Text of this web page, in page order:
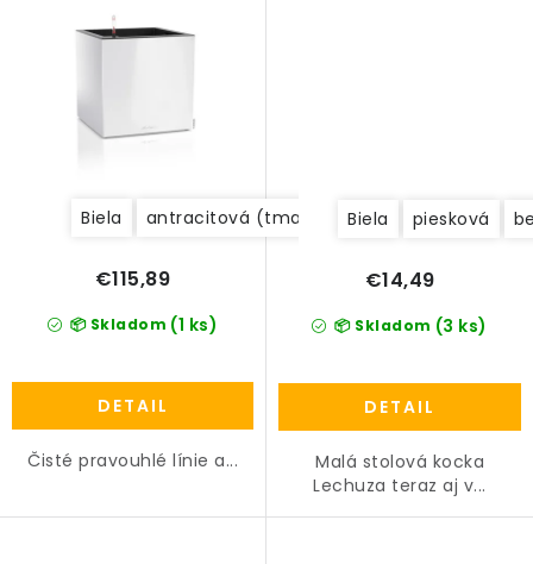
Biela antracitová (tmavosivá)
📦 Skladom (1 ks)
€115,89
DETAIL
Čisté pravouhlé línie a...
Biela piesková
📦 Skladom (3 ks)
€14,49
DETAIL
Malá stolová kocka
Lechuza teraz aj v...